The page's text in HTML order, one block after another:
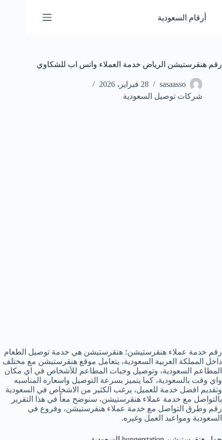
المحتوى
أرقام السعودية
رقم هنقرستيشن الرياض خدمة العملاء واتس اب للشكاوي
sasaasso
28 فبراير، 2026
شركات توصيل السعودية
رقم خدمة عملاء هنقرستيشن؛ هنقرستيشن هي خدمة توصيل الطعام
داخل المملكة العربية السعودية، يتعامل موقع هنقرستيشن مع مختلف
المطاعم السعودية، وتوصيل وجبات المطاعم للأشخاص في اي مكان
واي وقت بالسعودية، كما يتميز بسرعة التوصيل واسعاره المناسبه
وتقديم افضل خدمة للعميل، يرغب الكثير من الاشخاص في السعودية
بالتواصل مع خدمة عملاء هنقرستيشن، سنوضح معاً في هذا التقرير
رقم وطرق التواصل مع خدمة عملاء هنقرستيشن، وفروع في
السعودية ومواعيد العمل وغيره.